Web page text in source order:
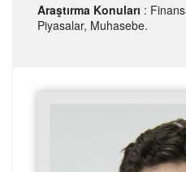
Araştırma Konuları :
Piyasalar, Muhasebe.